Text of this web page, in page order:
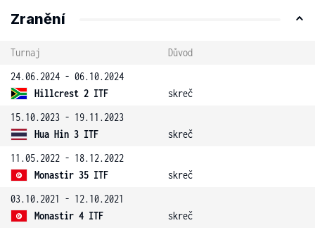
Zranění
Turnaj
Důvod
24.06.2024 - 06.10.2024
Hillcrest 2 ITF
skreč
15.10.2023 - 19.11.2023
Hua Hin 3 ITF
skreč
11.05.2022 - 18.12.2022
Monastir 35 ITF
skreč
03.10.2021 - 12.10.2021
Monastir 4 ITF
skreč